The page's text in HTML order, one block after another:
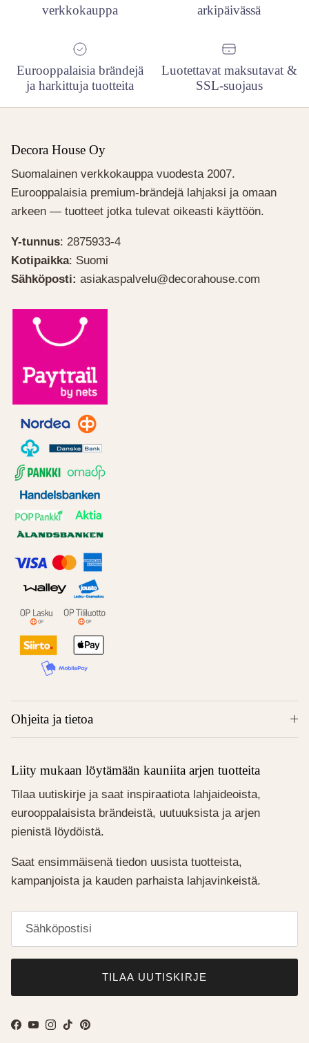
verkkokauppa
arkipäivässä
Eurooppalaisia brändejä
ja harkittuja tuotteita
Luotettavat maksutavat &
SSL-suojaus
Decora House Oy
Suomalainen verkkokauppa vuodesta 2007.
Eurooppalaisia premium-brändejä lahjaksi ja omaan
arkeen — tuotteet jotka tulevat oikeasti käyttöön.
Y-tunnus: 2875933-4
Kotipaikka: Suomi
Sähköposti: asiakaspalvelu@decorahouse.com
Ohjeita ja tietoa
Liity mukaan löytämään kauniita arjen tuotteita
Tilaa uutiskirje ja saat inspiraatiota lahjaideoista,
eurooppalaisista brändeistä, uutuuksista ja arjen
pienistä löydöistä.
Saat ensimmäisenä tiedon uusista tuotteista,
kampanjoista ja kauden parhaista lahjavinkeistä.
TILAA UUTISKIRJE
Facebook
YouTube
Instagram
TikTokPinterest